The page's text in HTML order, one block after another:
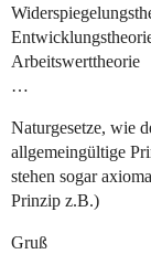
Arbeitswerttheorie
…
Naturgesetze, wie
allgemeingültige
stehen sogar
Prinzip z.B.)
Gruß